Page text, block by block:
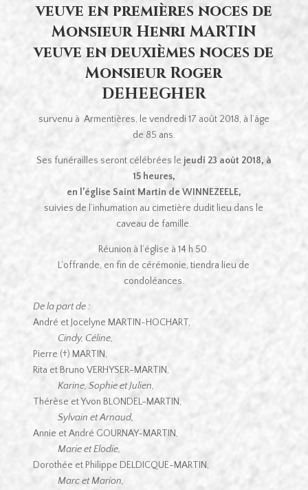
veuve en premières noces de
Monsieur Henri MARTIN
veuve en deuxièmes noces de
Monsieur Roger
DEHEEGHER
survenu à Armentières, le vendredi 17 août 2018, à l’âge
de 85 ans.
Ses funérailles seront célébrées le jeudi 23 août 2018, à
15 heures,
en l’église Saint Martin de WINNEZEELE,
suivies de l’inhumation au cimetière dudit lieu dans le
caveau de famille.
Réunion à l’église à 14 h 50.
L’offrande, en fin de cérémonie, tiendra lieu de
condoléances.
De la part de :
André et Jocelyne MARTIN-HOCHART,
Cindy, Céline,
Pierre (†) MARTIN,
Rita et Bruno VERHYSER-MARTIN,
Karine, Sophie et Julien,
Thérèse et Yvon BLONDEL-MARTIN,
Sylvain et Arnaud,
Annie et André GOURNAY-MARTIN,
Marie et Elodie,
Dorothée et Philippe DELDICQUE-MARTIN,
Marc et Marion,